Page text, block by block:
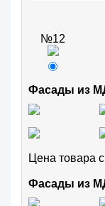
№12
Фасады из
Цена товара
Фасады из